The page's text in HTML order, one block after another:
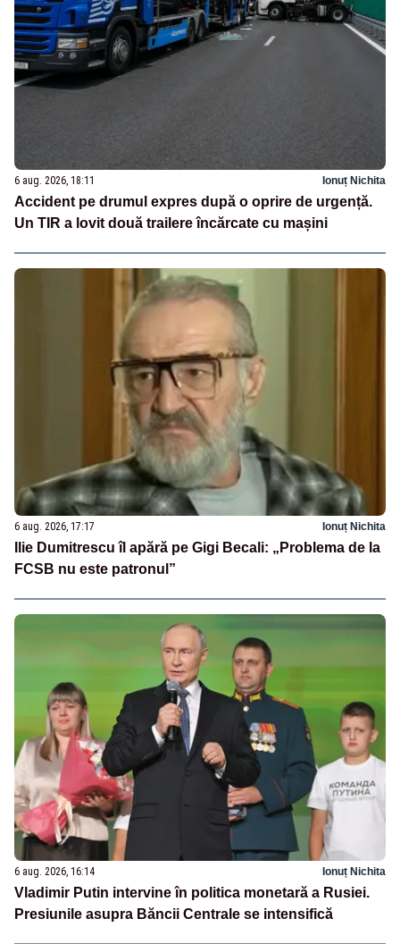
6 aug. 2026, 18:11 Ionuț Nichita
Accident pe drumul expres după o oprire de urgență.
Un TIR a lovit două trailere încărcate cu mașini
6 aug. 2026, 17:17 Ionuț Nichita
Ilie Dumitrescu îl apără pe Gigi Becali: „Problema de la
FCSB nu este patronul”
6 aug. 2026, 16:14 Ionuț Nichita
Vladimir Putin intervine în politica monetară a Rusiei.
Presiunile asupra Băncii Centrale se intensifică